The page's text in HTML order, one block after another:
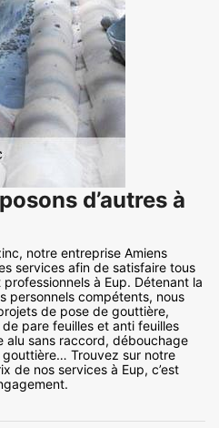
d’autres à
notre entreprise Amiens
services afin de satisfaire tous
à Eup. Détenant la
personnels compétents, nous
de pose de gouttière,
pare feuilles et anti feuilles
alu sans raccord, débouchage
Trouvez sur notre
de nos services à Eup, c’est